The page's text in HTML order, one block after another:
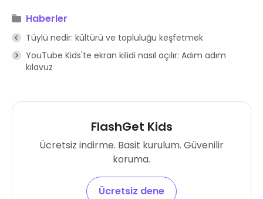
Haberler
Tüylü nedir: kültürü ve topluluğu keşfetmek
YouTube Kids'te ekran kilidi nasıl açılır: Adım adım
kılavuz
FlashGet Kids
Ücretsiz indirme. Basit kurulum. Güvenilir
koruma.
Ücretsiz dene